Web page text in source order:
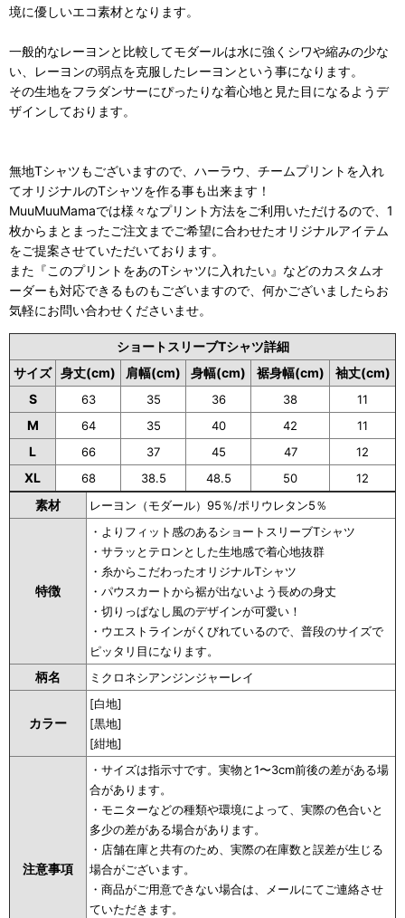
境に優しいエコ素材となります。
一般的なレーヨンと比較してモダールは水に強くシワや縮みの少な
い、レーヨンの弱点を克服したレーヨンという事になります。
その生地をフラダンサーにぴったりな着心地と見た目になるようデ
ザインしております。
無地Tシャツもございますので、ハーラウ、チームプリントを入れ
てオリジナルのTシャツを作る事も出来ます！
MuuMuuMamaでは様々なプリント方法をご利用いただけるので、1
枚からまとまったご注文までご希望に合わせたオリジナルアイテム
をご提案させていただいております。
また『このプリントをあのTシャツに入れたい』などのカスタムオ
ーダーも対応できるものもございますので、何かございましたらお
気軽にお問い合わせくださいませ。
ショートスリーブTシャツ詳細
サイズ 身丈(cm) 肩幅(cm) 身幅(cm) 裾身幅(cm)
袖丈(cm)
S
63 35 36 38 11
M 64 35 40 42 11
L 66 37 45 47 12
XL 68 38.5 48.5 50 12
素材 レーヨン（モダール）95％/ポリウレタン5％
特徴
・よりフィット感のあるショートスリーブTシャツ
・サラッとテロンとした生地感で着心地抜群
・糸からこだわったオリジナルTシャツ
・パウスカートから裾が出ないよう長めの身丈
・切りっぱなし風のデザインが可愛い！
・ウエストラインがくびれているので、普段のサイズで
ピッタリ目になります。
柄名 ミクロネシアンジンジャーレイ
カラー
[白地]
[黒地]
[紺地]
注意事項
・サイズは指示寸です。実物と1〜3cm前後の差がある場
合があります。
・モニターなどの種類や環境によって、実際の色合いと
多少の差がある場合があります。
・店舗在庫と共有のため、実際の在庫数と誤差が生じる
場合がございます。
・商品がご用意できない場合は、メールにてご連絡させ
ていただきます。